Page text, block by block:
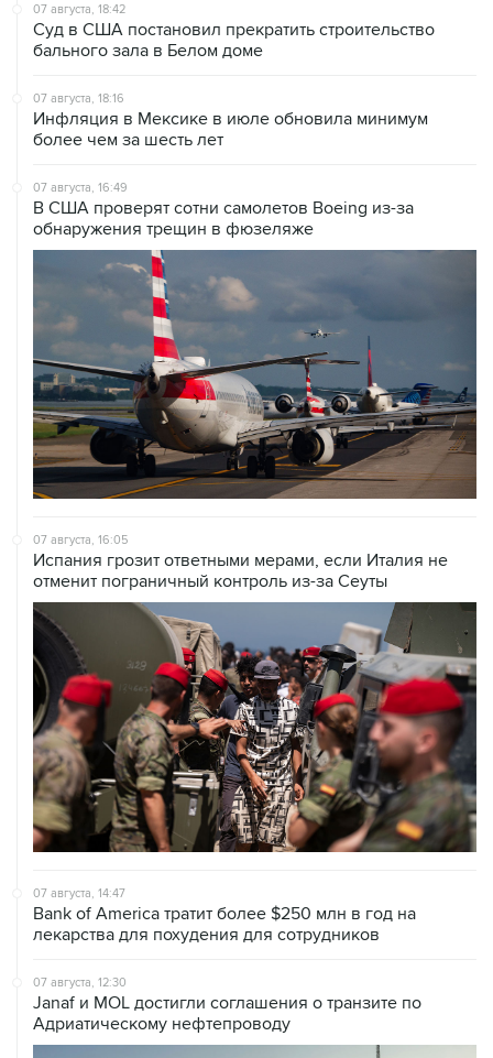
07 августа, 18:42
Суд в США постановил прекратить строительство
бального зала в Белом доме
07 августа, 18:16
Инфляция в Мексике в июле обновила минимум
более чем за шесть лет
07 августа, 16:49
В США проверят сотни самолетов Boeing из-за
обнаружения трещин в фюзеляже
07 августа, 16:05
Испания грозит ответными мерами, если Италия не
отменит пограничный контроль из-за Сеуты
07 августа, 14:47
Bank of America тратит более $250 млн в год на
лекарства для похудения для сотрудников
07 августа, 12:30
Janaf и MOL достигли соглашения о транзите по
Адриатическому нефтепроводу